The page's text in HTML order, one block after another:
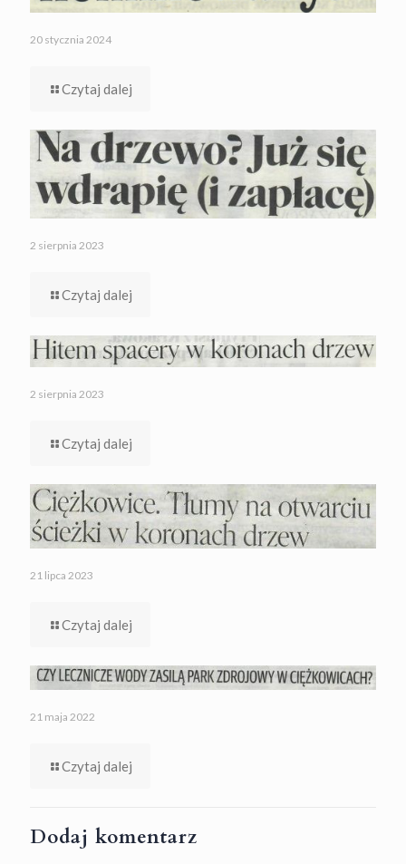
20 stycznia 2024
Czytaj dalej
2 sierpnia 2023
Czytaj dalej
2 sierpnia 2023
Czytaj dalej
21 lipca 2023
Czytaj dalej
21 maja 2022
Czytaj dalej
Dodaj komentarz